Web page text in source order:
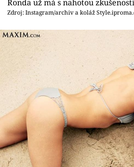
Ronda už má s nahotou
Zdroj: Instagram/archiv a koláž